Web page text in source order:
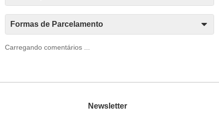
Formas de Parcelamento
Carregando comentários ...
Newsletter